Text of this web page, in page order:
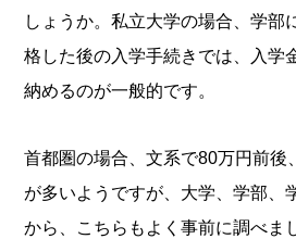
しょうか。私立大学の場合、学部
格した後の入学手続きでは、入学
納めるのが一般的です。
首都圏の場合、文系で80万円前後
が多いようですが、大学、学部、
から、こちらもよく事前に調べま